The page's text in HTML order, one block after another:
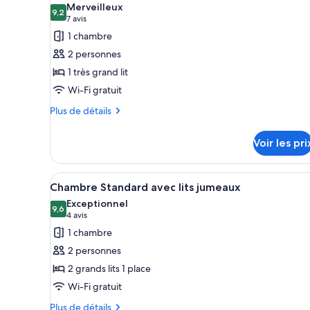
chambres
les
photos
pour
ce
type
de
chambre :
Standard
9,29,2 sur 10
Merveilleux
7 avis
(7 avis)
1 chambre
2 personnes
1 très grand lit
Wi-Fi gratuit
Plus de détails
Plus
le
type
de
chambre
Chambre
Double
Standard
Voir les
Afficher
toutes
les
photos
pour
ce
type
de
chambre :
Une chambre d’hôtel avec
4
Chambre Standard avec lits jumeaux
9,69,6 sur 10
Exceptionnel
4 avis
(4 avis)
1 chambre
2 personnes
2 grands lits 1 place
Wi-Fi gratuit
Plus de détails
Plus